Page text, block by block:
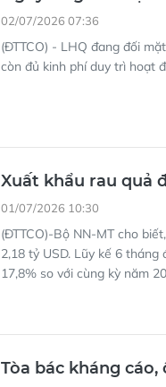
02/07/2026 07:36
(ĐTTCO) - LHQ đang đối
còn đủ kinh phí duy trì hoạt
Xuất khẩu rau quả
01/07/2026 10:30
(ĐTTCO)-Bộ NN-MT cho
2,18 tỷ USD. Lũy kế 6
17,8% so với cùng kỳ năm
Tòa bác kháng